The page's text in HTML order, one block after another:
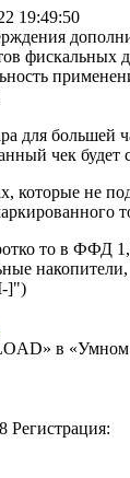
19:49:50
фискальных
для большей
чек будет
которые не
то в ФФД
]")
в «Умном
Регистрация: